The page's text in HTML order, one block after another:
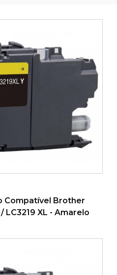
AO CARRINHO
Compatível Brother
/ LC3219 XL - Amarelo